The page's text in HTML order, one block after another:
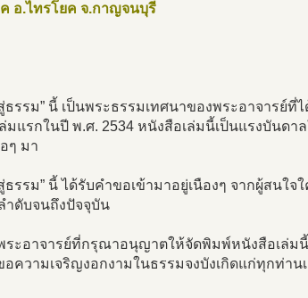
อ.ไทรโยค จ.กาญจนบุรี
ธรรม” นี้ เป็นพระธรรมเทศนาของพระอาจารย์ที่
มแรกในปี พ.ศ. 2534 หนังสือเล่มนี้เป็นแรงบันดา
ๆ มา
รรม” นี้ ได้รับคำขอเข้ามาอยู่เนืองๆ จากผู้สนใ
ำดับจนถึงปัจจุบัน
ะอาจารย์ที่กรุณาอนุญาตให้จัดพิมพ์หนังสือเล่
ความเจริญงอกงามในธรรมจงบังเกิดแก่ทุกท่าน